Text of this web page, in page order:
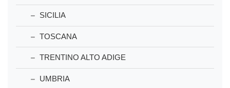
SICILIA
TOSCANA
TRENTINO ALTO ADIGE
UMBRIA